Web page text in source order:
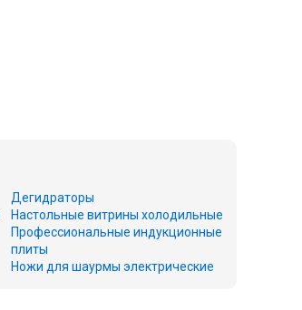
Дегидраторы
Настольные витрины холодильные
Профессиональные индукционные
плиты
Ножи для шаурмы электрические